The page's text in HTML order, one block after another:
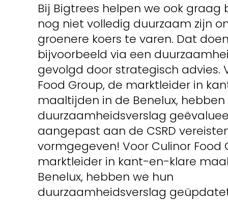
Bij Bigtrees helpen we ook graag
nog niet volledig duurzaam zijn
groenere koers te varen. Dat
bijvoorbeeld via een
gevolgd door strategisch advies.
Food Group, de marktleider in
maaltijden in de Benelux,
duurzaamheidsverslag
aangepast aan de CSRD
vormgegeven! Voor Culinor Food
marktleider in kant-en-klare
Benelux, hebben we hun
duurzaamheidsverslag